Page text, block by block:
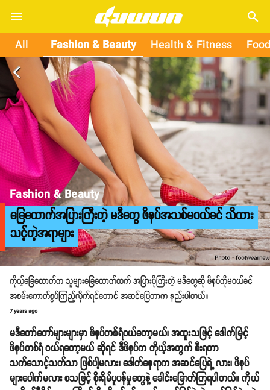
search
All Fashion & Beauty Health & Fitness
arrow_back_ios
Fashion & Beauty
ခြေထောက်အပြားကြီးတဲ့ မဒီတွေ ဖိနပ်အသစ်မဝယ်ခင် သိထား
သင့်တဲ့အရာများ
ကိုယ့်ခြေထောက်က သူများခြေထောက်ထက် အပြားပိုကြီးတဲ့ မဒီတွေဆို ဖိနပ်ကိုမဝယ်ခင်
အစမ်းကောက်စွပ်ကြည့်လိုက်ရင်တောင် အဆင်ပြေတာက နည်းပါတယ်။
7 years ago
မဒီတော်တော်များများမှာ ဖိနပ်တစ်ရံဝယ်တော့မယ်၊ အထူးသဖြင့် ဒေါက်မြင့်
ဖိနပ်တစ်ရံ ဝယ်ရတော့မယ် ဆိုရင် ဒီဖိနပ်က ကိုယ့်အတွက် စီးရတာ
သက်သောင့်သက်သာ ဖြစ်ပါ့မလား၊ ဒေါက်နေရာက အဆင်ပြေရဲ့ လား၊ ဖိနပ်
များပေါက်မလား စသဖြင့် စိုးရိမ်ပူပန်မှုတွေနဲ့ ခေါင်းခြောက်ကြရပါတယ်။ ကိုယ်